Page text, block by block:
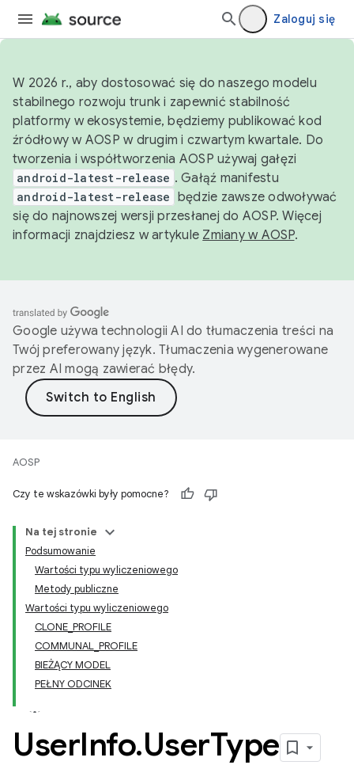
Zaloguj się
W 2026 r., aby dostosować się do naszego modelu
stabilnego rozwoju trunk i zapewnić stabilność
platformy w ekosystemie, będziemy publikować kod
źródłowy w AOSP w drugim i czwartym kwartale. Do
tworzenia i współtworzenia AOSP używaj gałęzi
android-latest-release . Gałąź manifestu
android-latest-release będzie zawsze odwoływać
się do najnowszej wersji przesłanej do AOSP. Więcej
informacji znajdziesz w artykule Zmiany w AOSP.
Google używa technologii AI do tłumaczenia treści na
Twój preferowany język. Tłumaczenia wygenerowane
przez AI mogą zawierać błędy.
AOSP
Czy te wskazówki były pomocne?
Na tej stronie
Podsumowanie
Wartości typu wyliczeniowego
Metody publiczne
Wartości typu wyliczeniowego
CLONE_PROFILE
COMMUNAL_PROFILE
BIEŻĄCY MODEL
PEŁNY ODCINEK
UserInfo.UserType